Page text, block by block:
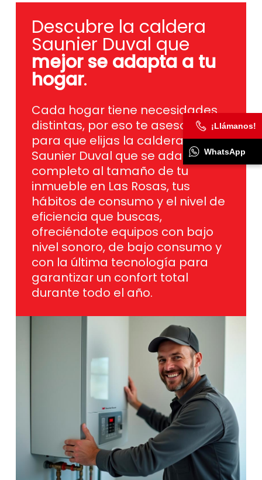
Descubre la caldera
Saunier Duval que
mejor se adapta a tu
hogar.
Cada hogar tiene necesidades
distintas, por eso te asesoramos
para que elijas la caldera
Saunier Duval que se adapta por
completo al tamaño de tu
inmueble en Las Rosas, tus
hábitos de consumo y el nivel de
eficiencia que buscas,
ofreciéndote equipos con bajo
nivel sonoro, de bajo consumo y
con la última tecnología para
garantizar un confort total
durante todo el año.
¡Llámanos!
WhatsApp